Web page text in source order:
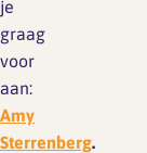
je
graag
voor
aan:
Amy
Sterrenberg.